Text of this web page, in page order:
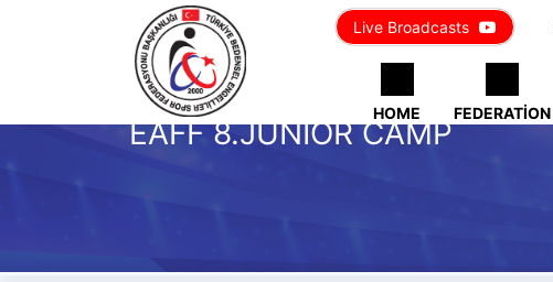
Live Broadcasts
HOME FEDERATION
EAFF 8.JUNİOR CAMP